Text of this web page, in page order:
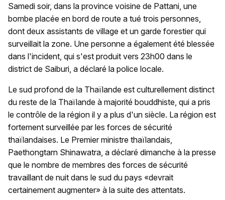
Samedi soir, dans la province voisine de Pattani, une
bombe placée en bord de route a tué trois personnes,
dont deux assistants de village et un garde forestier qui
surveillait la zone. Une personne a également été blessée
dans l'incident, qui s'est produit vers 23h00 dans le
district de Saiburi, a déclaré la police locale.
Le sud profond de la Thaïlande est culturellement distinct
du reste de la Thaïlande à majorité bouddhiste, qui a pris
le contrôle de la région il y a plus d'un siècle. La région est
fortement surveillée par les forces de sécurité
thaïlandaises. Le Premier ministre thaïlandais,
Paethongtarn Shinawatra, a déclaré dimanche à la presse
que le nombre de membres des forces de sécurité
travaillant de nuit dans le sud du pays «devrait
certainement augmenter» à la suite des attentats.